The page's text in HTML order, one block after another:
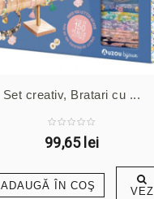
Set creativ, Bratari cu ...
99,65 lei
ADAUGĂ ÎN COŞ VEZI